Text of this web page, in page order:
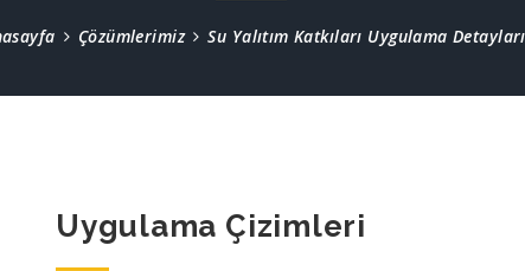
Çözümlerimiz Su Yalıtım Katkıları Uygulama Detayları
Uygulama Çizimleri